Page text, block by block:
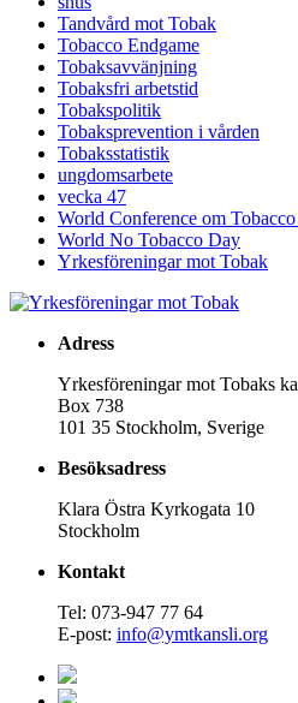
Tandvård mot Tobak
Tobacco Endgame
Tobaksavvänjning
Tobaksfri arbetstid
Tobakspolitik
Tobaksprevention i vården
Tobaksstatistik
ungdomsarbete
vecka 47
World Conference om
World No Tobacco Day
Yrkesföreningar mot Tobak
Adress
Yrkesföreningar mot Tobaks
Box 738
101 35 Stockholm, Sverige
Besöksadress
Klara Östra Kyrkogata 10
Stockholm
Kontakt
Tel: 073-947 77 64
E-post: info@ymtkansli.org